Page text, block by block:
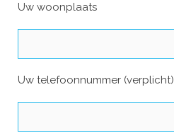
Uw woonplaats
Uw telefoonnummer (verplicht)